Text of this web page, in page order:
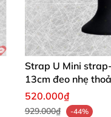
Strap U Mini
13cm đeo nhẹ
520.000₫
929.000₫ -44%